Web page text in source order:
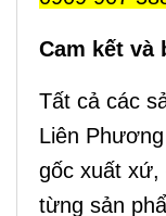
Cam kết và
Tất cả các
Liên
gốc xuất xứ,
từng sản